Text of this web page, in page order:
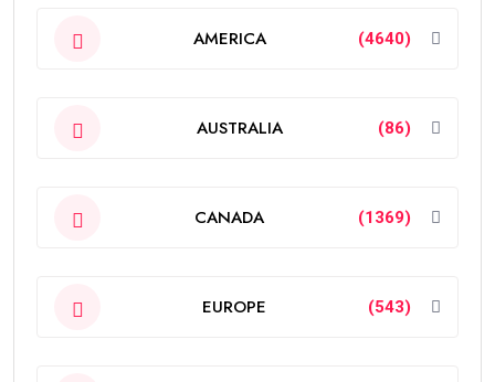
AMERICA (4640)
AUSTRALIA (86)
CANADA (1369)
EUROPE (543)